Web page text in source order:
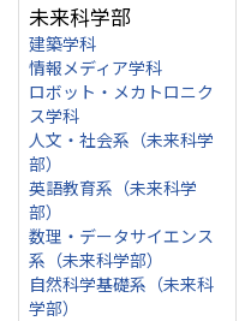
未来科学部
建築学科
情報メディア学科
ロボット・メカトロニク
ス学科
人文・社会系（未来科学
部）
英語教育系（未来科学
部）
数理・データサイエンス
系（未来科学部）
自然科学基礎系（未来科
学部）